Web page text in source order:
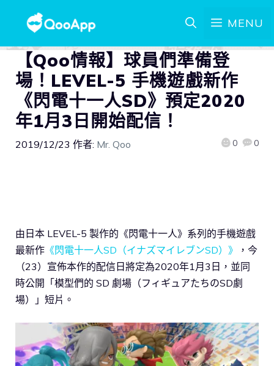
MENU
【Qoo情報】球員們準備登
場！LEVEL-5 手機遊戲新作
《閃電十一人SD》預定2020
年1月3日開始配信！
2019/12/23 作者: Mr. Qoo 0 0
由日本 LEVEL-5 製作的《閃電十一人》系列的手機遊戲
最新作 《閃電十一人SD（イナズマイレブンSD）》
，今
（23）宣佈本作的配信日將定為2020年1月3日，並同
時公開「模型們的 SD 劇場（フィギュアたちのSD劇
場）」短片。